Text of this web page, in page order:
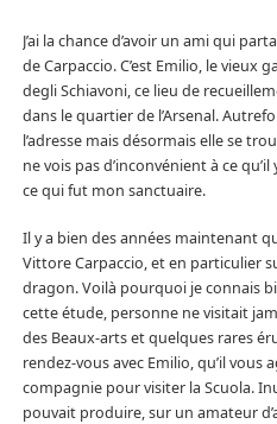
J’ai la chance d’avoir un ami qui
de Carpaccio. C’est Emilio, le vieux
degli Schiavoni, ce lieu de
dans le quartier de l’Arsenal.
l’adresse mais désormais elle se
ne vois pas d’inconvénient à ce
ce qui fut mon sanctuaire.
Il y a bien des années maintenant
Vittore Carpaccio, et en particulier
dragon. Voilà pourquoi je connais
cette étude, personne ne visitait
des Beaux-arts et quelques rares
rendez-vous avec Emilio, qu’il vous
compagnie pour visiter la Scuola.
pouvait produire, sur un amateur